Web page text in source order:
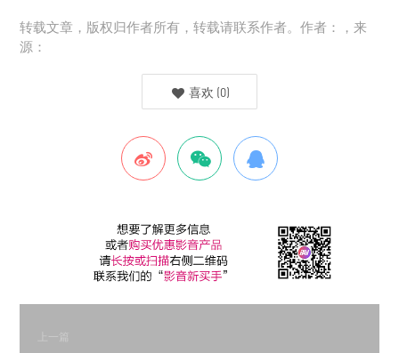
转载文章，版权归作者所有，转载请联系作者。作者：，来
源：
喜欢 (0)
上一篇